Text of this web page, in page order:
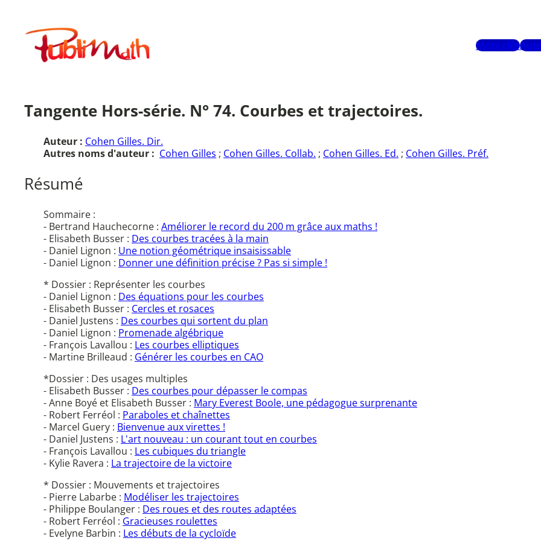
contenuPublimath
Mots-clés
Tangente Hors-série. N° 74. Courbes et trajectoires.
Auteur : Cohen Gilles. Dir.
Autres noms d'auteur : Cohen Gilles ; Cohen Gilles. Collab. ; Cohen Gilles. Ed. ; Cohen Gilles. Préf.
Résumé
Sommaire :
- Bertrand Hauchecorne : Améliorer le record du 200 m grâce aux maths !
- Elisabeth Busser : Des courbes tracées à la main
- Daniel Lignon : Une notion géométrique insaisissable
- Daniel Lignon : Donner une définition précise ? Pas si simple !
* Dossier : Représenter les courbes
- Daniel Lignon : Des équations pour les courbes
- Elisabeth Busser : Cercles et rosaces
- Daniel Justens : Des courbes qui sortent du plan
- Daniel Lignon : Promenade algébrique
- François Lavallou : Les courbes elliptiques
- Martine Brilleaud : Générer les courbes en CAO
*Dossier : Des usages multiples
- Elisabeth Busser : Des courbes pour dépasser le compas
- Anne Boyé et Elisabeth Busser : Mary Everest Boole, une pédagogue surprenante
- Robert Ferréol : Paraboles et chaînettes
- Marcel Guery : Bienvenue aux virettes !
- Daniel Justens : L'art nouveau : un courant tout en courbes
- François Lavallou : Les cubiques du triangle
- Kylie Ravera : La trajectoire de la victoire
* Dossier : Mouvements et trajectoires
- Pierre Labarbe : Modéliser les trajectoires
- Philippe Boulanger : Des roues et des routes adaptées
- Robert Ferréol : Gracieuses roulettes
- Evelyne Barbin : Les débuts de la cycloïde